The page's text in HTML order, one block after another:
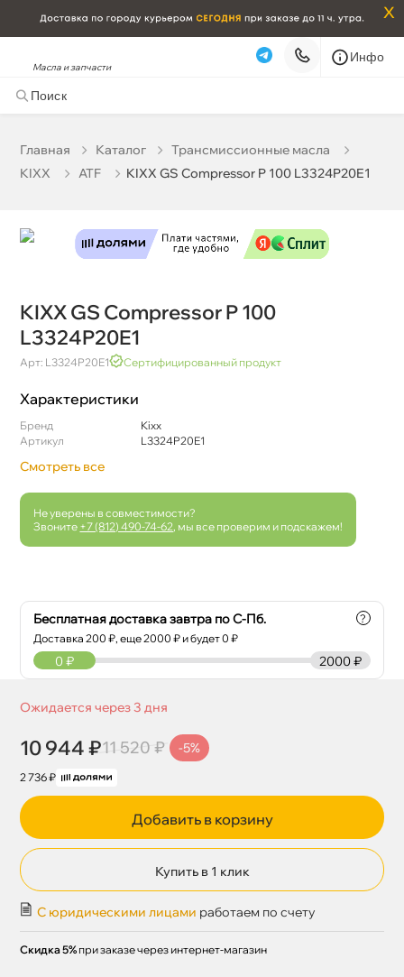
x
Масла и запчасти
Инфо
Главная Катало
Трансмиссионные масла
KIXX
ATF KIXX GS Compressor P 100 L3324P20E1
KIXX GS Compressor P 100
L3324P20E1
Арт: L3324P20E1 Сертифицированный продукт
Характеристики
Бренд
Kixx
Артикул
L3324P20E1
Смотреть все
Не уверены в совместимости?
Звоните +7 (812) 490-74-62 , мы все проверим и подскажем!
Бесплатная доставка завтра по С-Пб.
Доставка200 ₽, еще2000 ₽ и будет 0 ₽
?
2000 ₽
0 ₽
Ожидается через 3 дня
10 944 ₽11 520 ₽ -5%
2 736 ₽
Добавить в корзину
Купить в 1 клик
С юридическими лицами работаем по счету
Скидка 5% при заказе через интернет-магазин
Самовывоз